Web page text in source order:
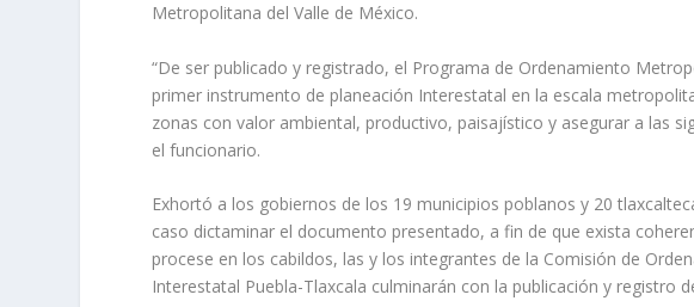
Metropolitana del Valle de México.
“De ser publicado y registrado, el Programa de Ordenamiento
primer instrumento de planeación Interestatal en la escala
zonas con valor ambiental, productivo, paisajístico y asegurar a las
el funcionario.
Exhortó a los gobiernos de los 19 municipios poblanos y 20
caso dictaminar el documento presentado, a fin de que exista
procese en los cabildos, las y los integrantes de la Comisión de
Interestatal Puebla-Tlaxcala culminarán con la publicación y registro